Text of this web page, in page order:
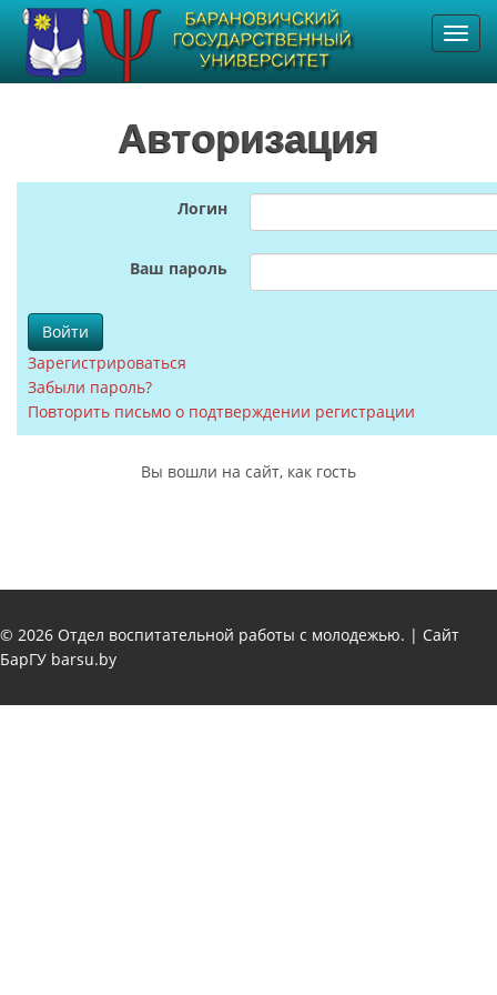
Авторизация
Логин
Ваш пароль
Зарегистрироваться
Забыли пароль?
Повторить письмо о подтверждении регистрации
Вы вошли на сайт, как гость
© 2026 Отдел воспитательной работы с молодежью. | Сайт
БарГУ barsu.by